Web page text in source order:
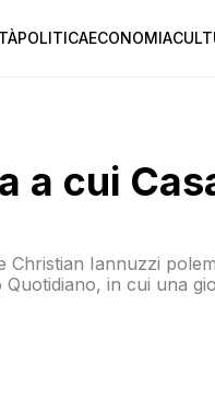
POLITICAECONOMIA
a cui
Christian Iannuzzi
in cui una
@fattoquotidiano e […]